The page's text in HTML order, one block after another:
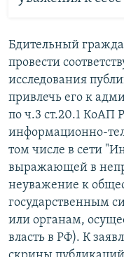
Бдительный
провести
исследования
привлечь его к
по ч.3 ст.20.1 КоАП
информационно-
том числе в сети
выражающей в
неуважение к
государственным
или органам,
власть в РФ). К